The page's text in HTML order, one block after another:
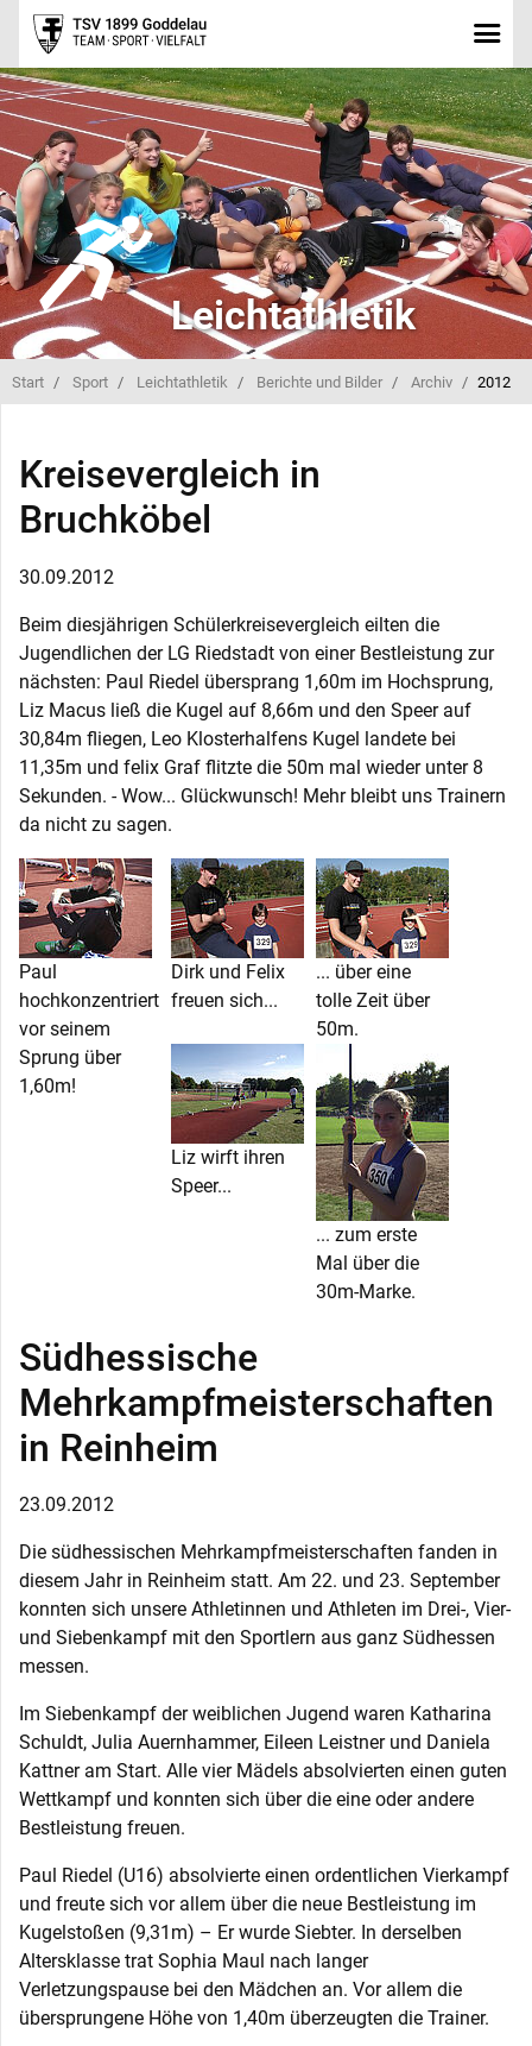
Leichtathletik
Start Sport Leichtathletik Berichte und Bilder Archiv 2012
Kreisevergleich in
Bruchköbel
30.09.2012
Beim diesjährigen Schülerkreisevergleich eilten die
Jugendlichen der LG Riedstadt von einer Bestleistung zur
nächsten: Paul Riedel übersprang 1,60m im Hochsprung,
Liz Macus ließ die Kugel auf 8,66m und den Speer auf
30,84m fliegen, Leo Klosterhalfens Kugel landete bei
11,35m und felix Graf flitzte die 50m mal wieder unter 8
Sekunden. - Wow... Glückwunsch! Mehr bleibt uns Trainern
da nicht zu sagen.
Paul
hochkonzentriert
vor seinem
Sprung über
1,60m!
Dirk und Felix
freuen sich...
... über eine
tolle Zeit über
50m.
Liz wirft ihren
Speer...
... zum erste
Mal über die
30m-Marke.
Südhessische
Mehrkampfmeisterschaften
in Reinheim
23.09.2012
Die südhessischen Mehrkampfmeisterschaften fanden in
diesem Jahr in Reinheim statt. Am 22. und 23. September
konnten sich unsere Athletinnen und Athleten im Drei-, Vier-
und Siebenkampf mit den Sportlern aus ganz Südhessen
messen.
Im Siebenkampf der weiblichen Jugend waren Katharina
Schuldt, Julia Auernhammer, Eileen Leistner und Daniela
Kattner am Start. Alle vier Mädels absolvierten einen guten
Wettkampf und konnten sich über die eine oder andere
Bestleistung freuen.
Paul Riedel (U16) absolvierte einen ordentlichen Vierkampf
und freute sich vor allem über die neue Bestleistung im
Kugelstoßen (9,31m) – Er wurde Siebter. In derselben
Altersklasse trat Sophia Maul nach langer
Verletzungspause bei den Mädchen an. Vor allem die
übersprungene Höhe von 1,40m überzeugten die Trainer.